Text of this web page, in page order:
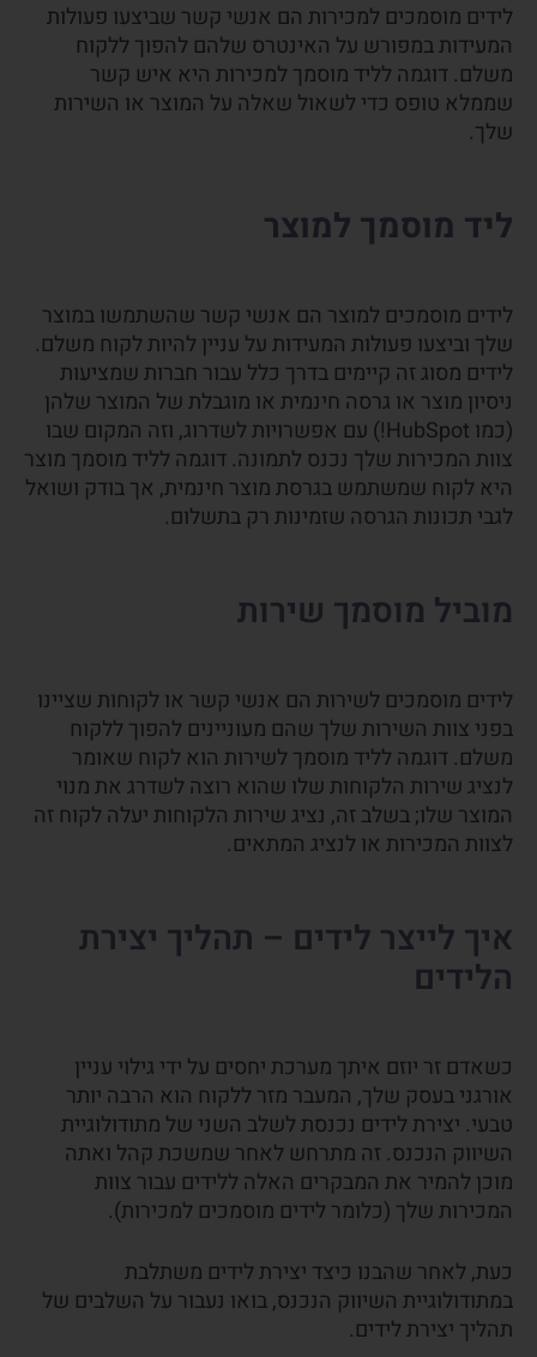
לידים מוסמכים למכירות הם אנשי קשר שביצעו פעולות
המעידות במפורש על האינטרס שלהם להפוך ללקוח
משלם. דוגמה לליד מוסמך למכירות היא איש קשר
שממלא טופס כדי לשאול שאלה על המוצר או השירות
שלך.
ליד מוסמך למוצר
לידים מוסמכים למוצר הם אנשי קשר שהשתמשו במוצר
שלך וביצעו פעולות המעידות על עניין להיות לקוח משלם.
לידים מסוג זה קיימים בדרך כלל עבור חברות שמציעות
ניסיון מוצר או גרסה חינמית או מוגבלת של המוצר שלהן
(כמו HubSpot!) עם אפשרויות לשדרוג, וזה המקום שבו
צוות המכירות שלך נכנס לתמונה. דוגמה לליד מוסמך מוצר
היא לקוח שמשתמש בגרסת מוצר חינמית, אך בודק ושואל
לגבי תכונות הגרסה שזמינות רק בתשלום.
מוביל מוסמך שירות
לידים מוסמכים לשירות הם אנשי קשר או לקוחות שציינו
בפני צוות השירות שלך שהם מעוניינים להפוך ללקוח
משלם. דוגמה לליד מוסמך לשירות הוא לקוח שאומר
לנציג שירות הלקוחות שלו שהוא רוצה לשדרג את מנוי
המוצר שלו; בשלב זה, נציג שירות הלקוחות יעלה לקוח זה
לצוות המכירות או לנציג המתאים.
איך לייצר לידים – תהליך יצירת
הלידים
כשאדם זר יוזם איתך מערכת יחסים על ידי גילוי עניין
אורגני בעסק שלך, המעבר מזר ללקוח הוא הרבה יותר
טבעי. יצירת לידים נכנסת לשלב השני של מתודולוגיית
השיווק הנכנס. זה מתרחש לאחר שמשכת קהל ואתה
מוכן להמיר את המבקרים האלה ללידים עבור צוות
המכירות שלך (כלומר לידים מוסמכים למכירות).
כעת, לאחר שהבנו כיצד יצירת לידים משתלבת
במתודולוגיית השיווק הנכנס, בואו נעבור על השלבים של
תהליך יצירת לידים.